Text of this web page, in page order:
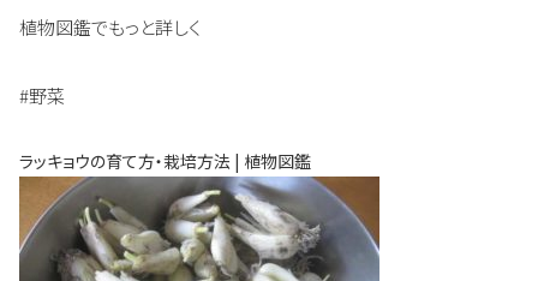
植物図鑑でもっと詳しく
#野菜
ラッキョウの育て方・栽培方法 | 植物図鑑